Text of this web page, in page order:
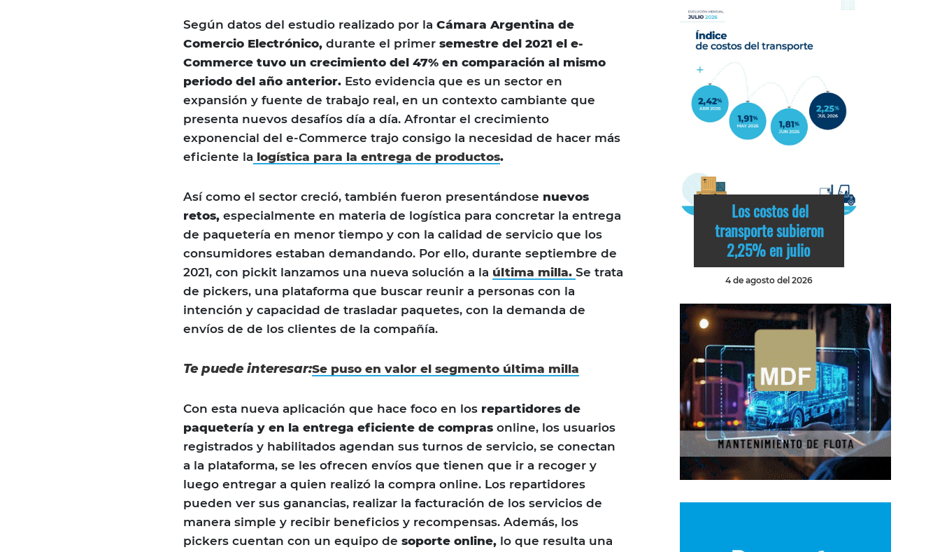
Según datos del estudio realizado por la Cámara Argentina de
Comercio Electrónico, durante el primer semestre del 2021 el e-
Commerce tuvo un crecimiento del 47% en comparación al mismo
periodo del año anterior. Esto evidencia que es un sector en
expansión y fuente de trabajo real, en un contexto cambiante que
presenta nuevos desafíos día a día. Afrontar el crecimiento
exponencial del e-Commerce trajo consigo la necesidad de hacer más
eficiente la logística para la entrega de productos.
Así como el sector creció, también fueron presentándose nuevos
retos, especialmente en materia de logística para concretar la entrega
de paquetería en menor tiempo y con la calidad de servicio que los
consumidores estaban demandando. Por ello, durante septiembre de
2021, con pickit lanzamos una nueva solución a la última milla. Se trata
de pickers, una plataforma que buscar reunir a personas con la
intención y capacidad de trasladar paquetes, con la demanda de
envíos de de los clientes de la compañía.
Te puede interesar:Se puso en valor el segmento última milla
Con esta nueva aplicación que hace foco en los repartidores de
paquetería y en la entrega eficiente de compras online, los usuarios
registrados y habilitados agendan sus turnos de servicio, se conectan
a la plataforma, se les ofrecen envíos que tienen que ir a recoger y
luego entregar a quien realizó la compra online. Los repartidores
pueden ver sus ganancias, realizar la facturación de los servicios de
manera simple y recibir beneficios y recompensas. Además, los
pickers cuentan con un equipo de soporte online, lo que resulta una
Los costos del
transporte subieron
2,25% en julio
4 de agosto del 2026